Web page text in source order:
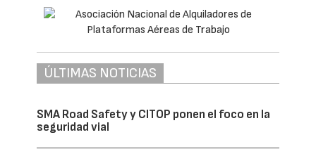
ÚLTIMAS NOTICIAS
SMA Road Safety y CITOP ponen el foco en la
seguridad vial